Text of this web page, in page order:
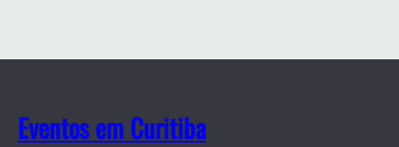
Eventos em Curitiba